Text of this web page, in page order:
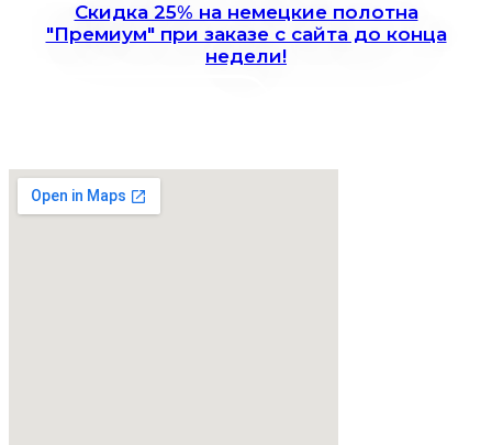
Скидка 25% на немецкие полотна
"Премиум" при заказе с сайта до конца
недели!